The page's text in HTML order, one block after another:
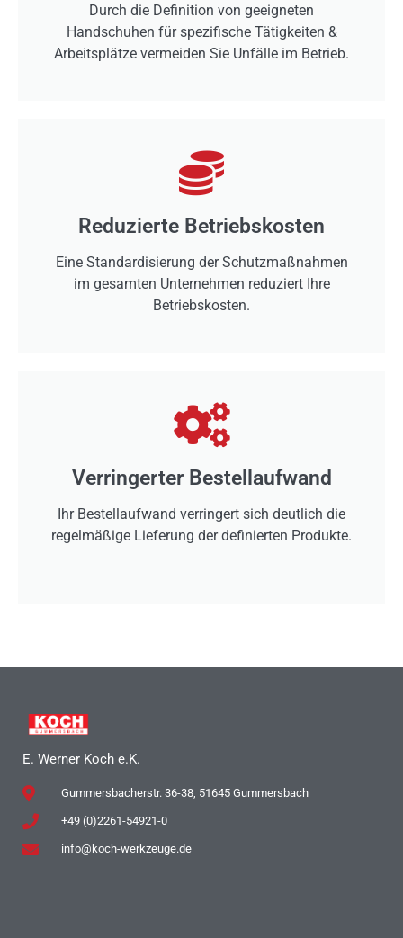
Durch die Definition von geeigneten
Handschuhen für spezifische Tätigkeiten &
Arbeitsplätze vermeiden Sie Unfälle im Betrieb.
Reduzierte Betriebskosten
Eine Standardisierung der Schutzmaßnahmen
im gesamten Unternehmen reduziert Ihre
Betriebskosten.
Verringerter Bestellaufwand
Ihr Bestellaufwand verringert sich deutlich die
regelmäßige Lieferung der definierten Produkte.
E. Werner Koch e.K.
Gummersbacherstr. 36-38, 51645 Gummersbach
+49 (0)2261-54921-0
info@koch-werkzeuge.de